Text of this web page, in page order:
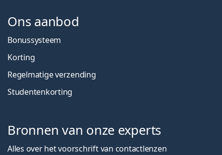
Ons aanbod
Bonussysteem
Korting
Regelmatige verzending
Studentenkorting
Bronnen van onze experts
Alles over het voorschrift van contactlenzen